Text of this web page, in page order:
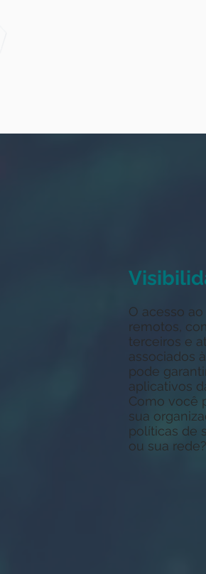
O acesso
remotos,
terceiros e
associados
pode
aplicativos
Como você
sua
políticas de
ou sua rede?